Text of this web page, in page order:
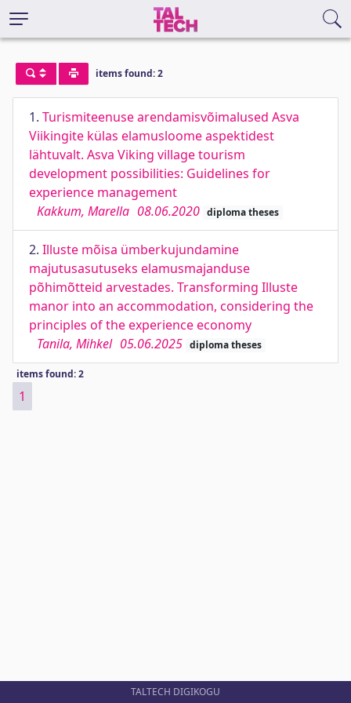
items found: 2
1. Turismiteenuse arendamisvõimalused Asva
Viikingite külas elamusloome aspektidest
lähtuvalt. Asva Viking village tourism
development possibilities: Guidelines for
experience management
Kakkum, Marella 08.06.2020 diploma theses
2. Illuste mõisa ümberkujundamine
majutusasutuseks elamusmajanduse
põhimõtteid arvestades. Transforming Illuste
manor into an accommodation, considering the
principles of the experience economy
Tanila, Mihkel 05.06.2025 diploma theses
items found: 2
1
TALTECH DIGIKOGU